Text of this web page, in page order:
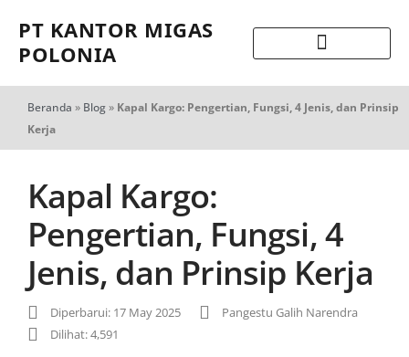
PT KANTOR MIGAS
POLONIA
Beranda » Blog» Kapal Kargo: Pengertian, Fungsi, 4 Jenis, dan Prinsip
Kerja
Kapal Kargo:
Pengertian, Fungsi, 4
Jenis, dan Prinsip Kerja
Diperbarui: 17 May 2025
Pangestu Galih Narendra
Dilihat: 4,591